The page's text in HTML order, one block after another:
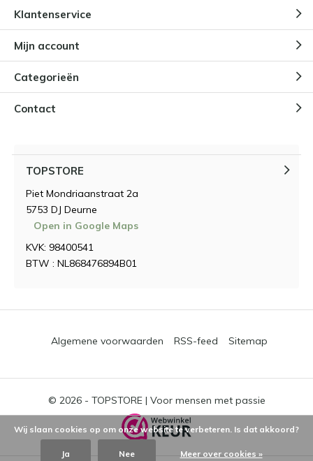
Klantenservice
Mijn account
Categorieën
Contact
TOPSTORE
Piet Mondriaanstraat 2a
5753 DJ Deurne
Open in Google Maps
KVK: 98400541
BTW : NL868476894B01
© 2026 - TOPSTORE | Voor mensen met passie
Algemene voorwaarden RSS-feed Sitemap
Wij slaan cookies op om onze website te verbeteren. Is dat akkoord?
Ja Nee Meer over cookies »